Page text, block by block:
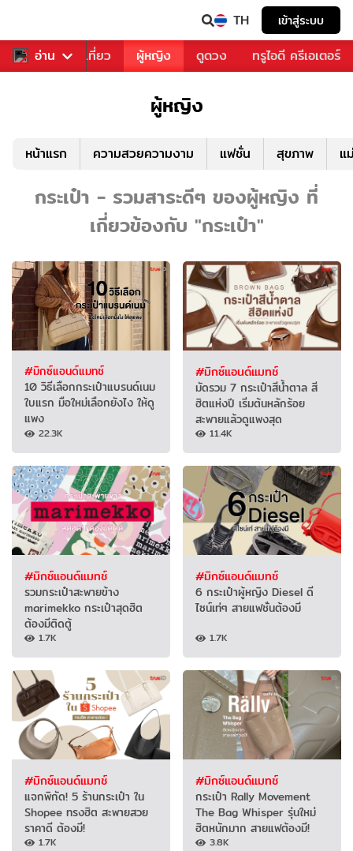
TH เข้าสู่ระบบ
อ่าน
อาหาร ท่องเที่ยว ผู้หญิง ดูดวง ทรูไอดี ครีเอเตอร์
ผู้หญิง
หน้าแรก ความสวยความงาม แฟชั่น สุขภาพ แ
กระเป๋า - รวมสาระดีๆ ของผู้หญิง ที่
เกี่ยวข้องกับ "กระเป๋า"
#มิกซ์แอนด์แมทช์
10 วิธีเลือกกระเป๋าแบรนด์เนม
ใบแรก มือใหม่เลือกยังไง ให้ดู
แพง
22.3K
#มิกซ์แอนด์แมทช์
มัดรวม 7 กระเป๋าสีน้ำตาล สี
ฮิตแห่งปี เริ่มต้นหลักร้อย
สะพายแล้วดูแพงสุด
11.4K
#มิกซ์แอนด์แมทช์
รวมกระเป๋าสะพายข้าง
marimekko กระเป๋าสุดฮิต
ต้องมีติดตู้
1.7K
#มิกซ์แอนด์แมทช์
6 กระเป๋าผู้หญิง Diesel ดี
ไซน์เท่ๆ สายแฟชั่นต้องมี
1.7K
#มิกซ์แอนด์แมทช์
แจกพิกัด! 5 ร้านกระเป๋า ใน
Shopee ทรงฮิต สะพายสวย
ราคาดี ต้องมี!
1.7K
#มิกซ์แอนด์แมทช์
กระเป๋า Rally Movement
The Bag Whisper รุ่นใหม่
ฮิตหนักมาก สายแฟต้องมี!
3.8K